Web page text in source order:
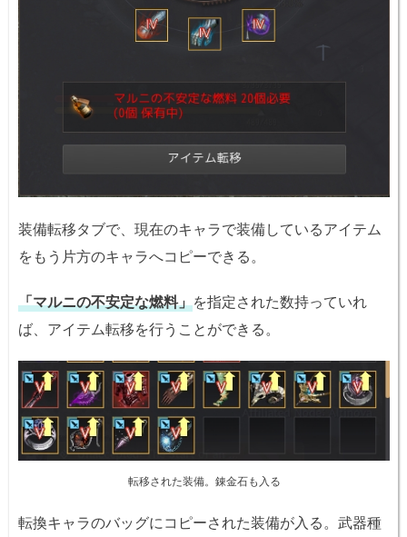
装備転移タブで、現在のキャラで装備しているアイテム
をもう片方のキャラへコピーできる。
「マルニの不安定な燃料」を指定された数持っていれ
ば、アイテム転移を行うことができる。
転移された装備。錬金石も入る
転換キャラのバッグにコピーされた装備が入る。武器種